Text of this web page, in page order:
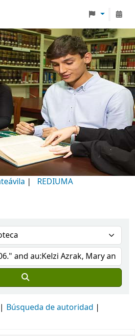
Monteávila
| REDIUMA
Búsqueda de autoridad